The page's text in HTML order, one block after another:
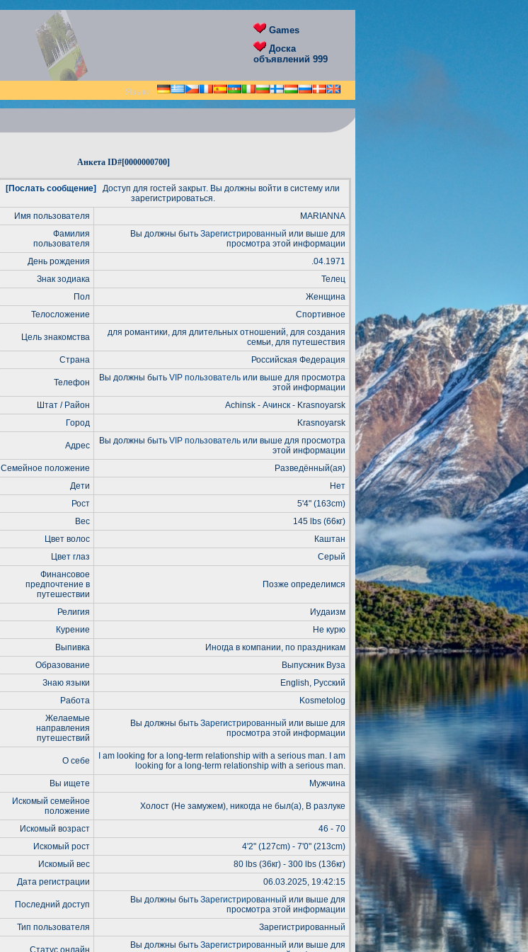
Games
Доска
объявлений 999
Языки :
Анкета ID#[0000000700]
[Послать сообщение]
Доступ для гостей закрыт. Вы должны войти в систему или
зарегистрироваться.
Имя пользователя
MARIANNА
Фамилия
пользователя
Вы должны быть Зарегистрированный или выше для
просмотра этой информации
День рождения
.04.1971
Знак зодиака
Телец
Пол
Женщина
Телосложение
Спортивное
Цель знакомства
для романтики, для длительных отношений, для создания
семьи, для путешествия
Страна
Российская Федерация
Телефон Вы должны быть VIP пользователь или выше для просмотра
этой информации
Штат / Район
Achinsk - Ачинск - Krasnoyarsk
Город
Krasnoyarsk
Адрес Вы должны быть VIP пользователь или выше для просмотра
этой информации
Семейное положение
Разведённый(ая)
Дети
Нет
Рост
5'4" (163cm)
Вес
145 lbs (66кг)
Цвет волос
Каштан
Цвет глаз
Серый
Финансовое
предпочтение в
путешествии
Позже определимся
Религия
Иудаизм
Курение
Не курю
Выпивка
Иногда в компании, по праздникам
Образование
Выпускник Вуза
Знаю языки
English, Русский
Работа
Kosmetolog
Желаемые
направления
путешествий
Вы должны быть Зарегистрированный или выше для
просмотра этой информации
О себе
I am looking for a long-term relationship with a serious man. I am
looking for a long-term relationship with a serious man.
Вы ищете
Мужчина
Искомый семейное
положение
Холост (Не замужем), никогда не был(а), В разлуке
Искомый возраст
46 - 70
Искомый рост
4'2" (127cm) - 7'0" (213cm)
Искомый вес
80 lbs (36кг) - 300 lbs (136кг)
Дата регистрации
06.03.2025, 19:42:15
Последний доступ Вы должны быть Зарегистрированный или выше для
просмотра этой информации
Тип пользователя
Зарегистрированный
Статус онлайн Вы должны быть Зарегистрированный или выше для